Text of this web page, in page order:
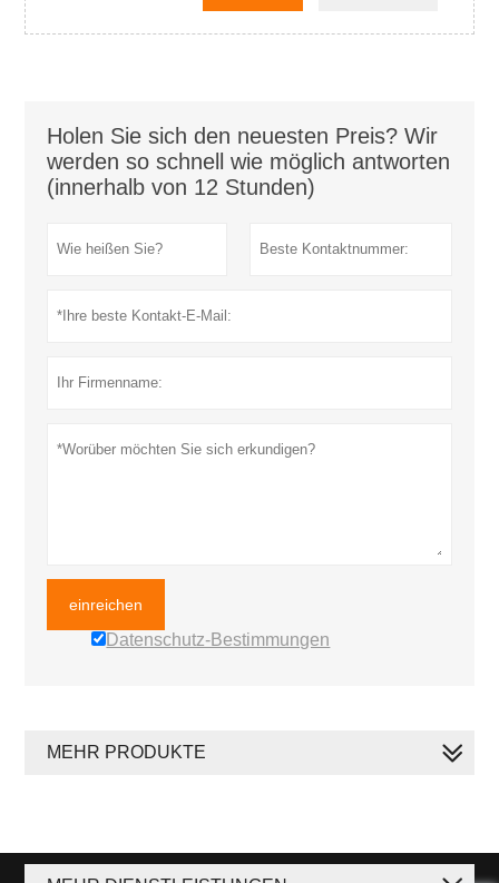
Holen Sie sich den neuesten Preis? Wir
werden so schnell wie möglich antworten
(innerhalb von 12 Stunden)
einreichen
Datenschutz-Bestimmungen
MEHR PRODUKTE